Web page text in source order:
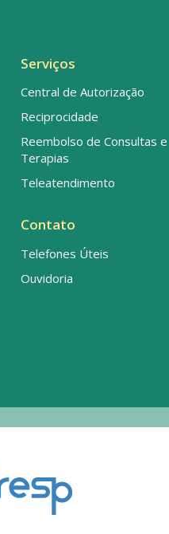
Serviços
Central de Autorização
Reciprocidade
Reembolso de Consultas e
Terapias
Teleatendimento
Contato
Telefones Úteis
Ouvidoria